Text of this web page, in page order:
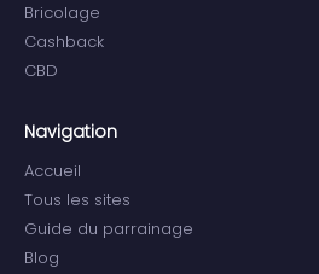
Bricolage
Cashback
CBD
Navigation
Accueil
Tous les sites
Guide du parrainage
Blog